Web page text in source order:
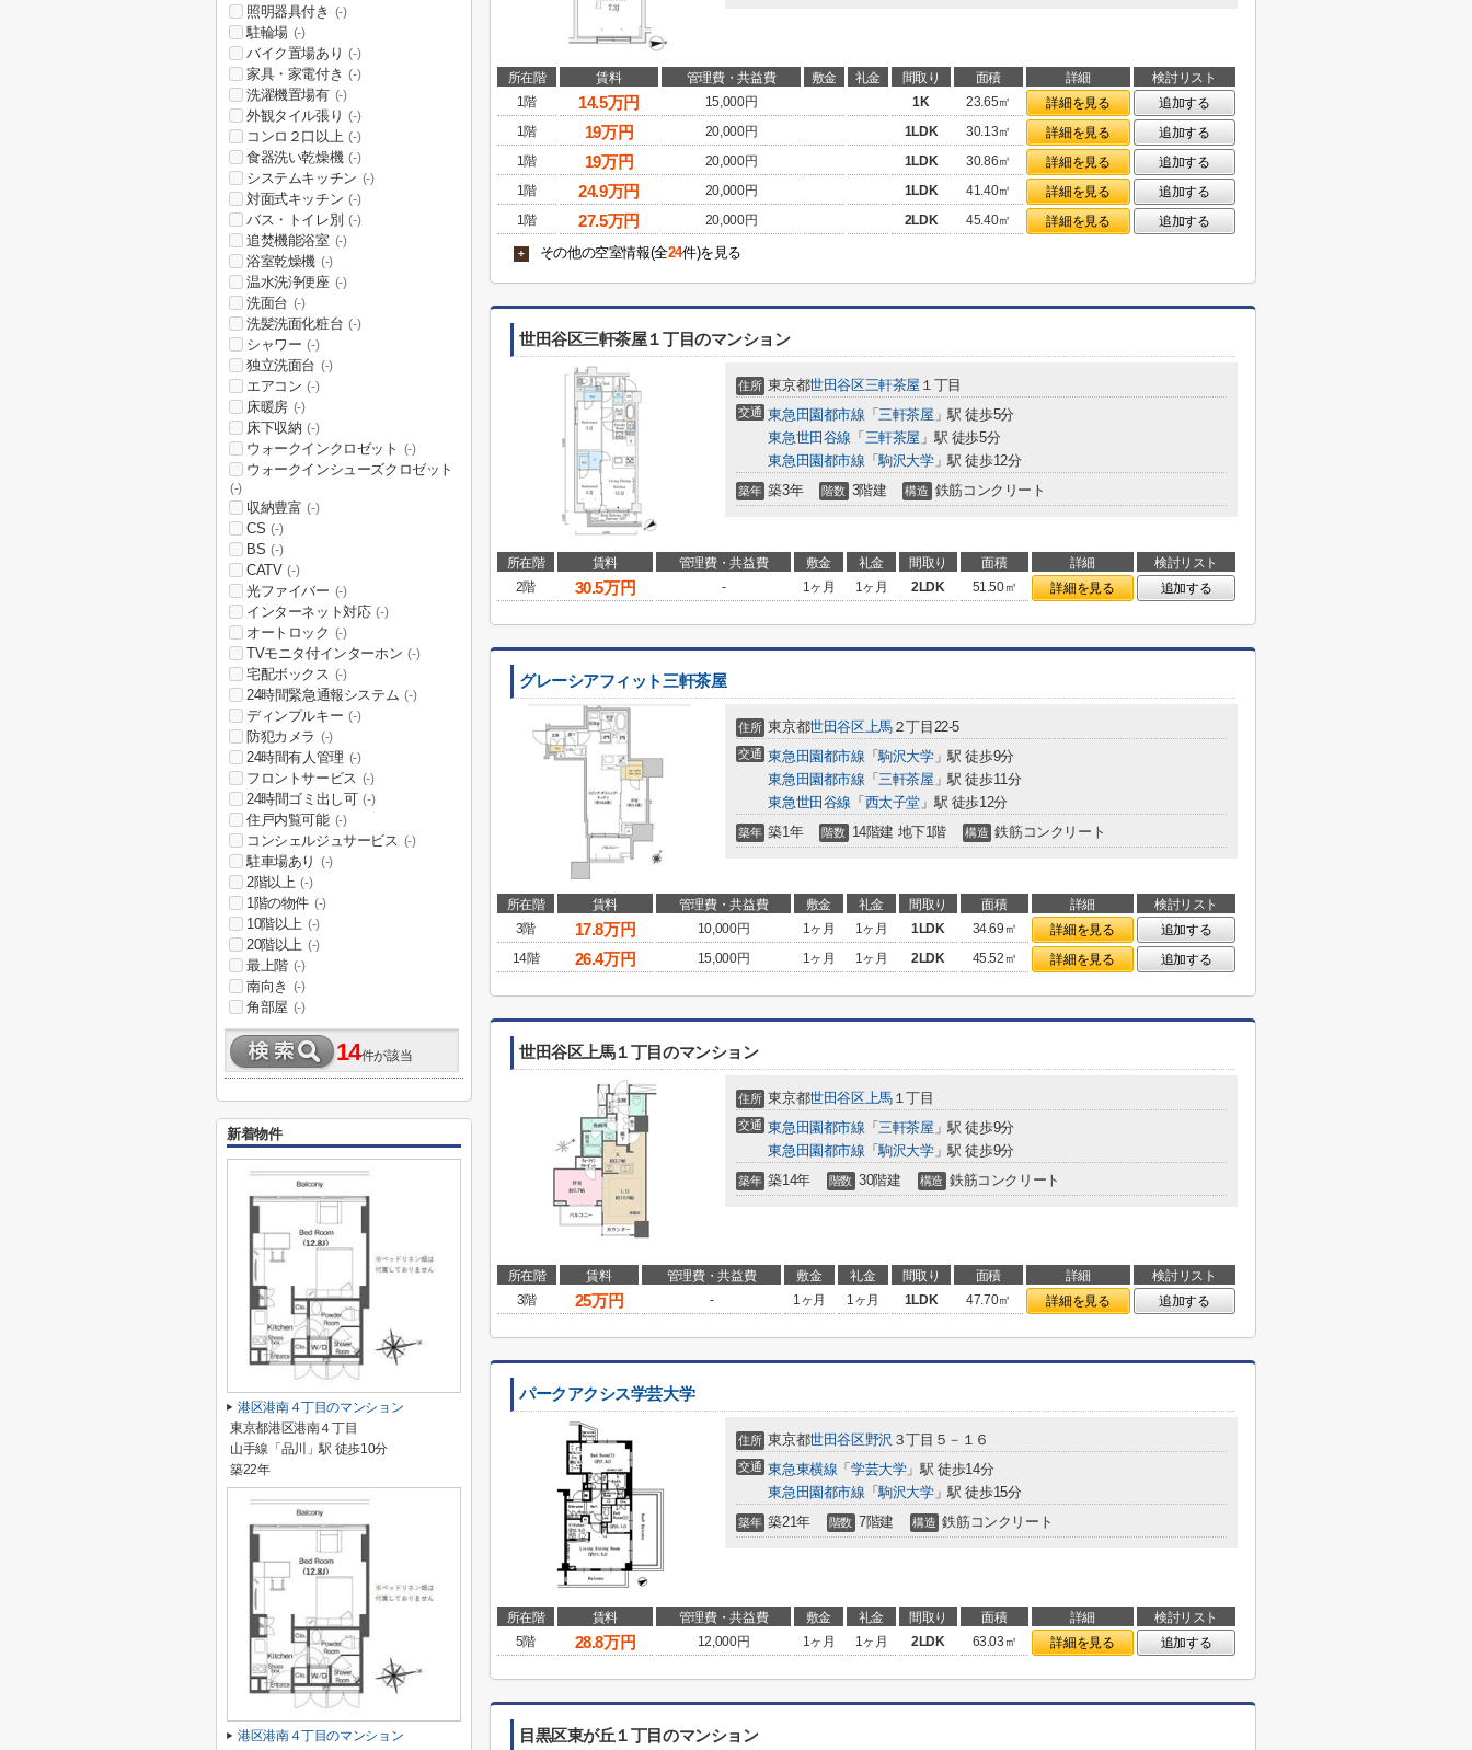
所在階 賃料 管理費・共益費 敷金 礼金 間取り 面積 詳細
検討リスト
1階
14.5万円 15,000円 1K 23.65㎡ 詳細を見る
追加する
1階
19万円 20,000円 1LDK 30.13㎡ 詳細を見る
追加する
1階
19万円 20,000円 1LDK 30.86㎡ 詳細を見る
追加する
1階
24.9万円 20,000円 1LDK 41.40㎡ 詳細を見る
追加する
1階
27.5万円 20,000円 2LDK 45.40㎡ 詳細を見る 追加する
+ その他の空室情報(全24件)を見る
世田谷区三軒茶屋１丁目のマンション
住所 東京都世田谷区三軒茶屋 １丁目
交通 東急田園都市線 「三軒茶屋 」駅 徒歩5分
東急世田谷線 「 三軒茶屋 」駅 徒歩5分
東急田園都市線 「駒沢大学」駅 徒歩12分
築年 築3年 階数 3階建 構造 鉄筋コンクリート
所在階 賃料 管理費・共益費 敷金 礼金 間取り 面積 詳細
検討リスト
2階
30.5万円 - 1ヶ月 1ヶ月 2LDK 51.50㎡ 詳細を見る 追加する
グレーシアフィット三軒茶屋
住所 東京都世田谷区上馬２丁目22-5
交通 東急田園都市線 「駒沢大学」駅 徒歩9分
東急田園都市線 「三軒茶屋 」駅 徒歩11分
東急世田谷線 「 西太子堂 」駅 徒歩12分
築年 築1年 階数 14階建 地下1階 構造 鉄筋コンクリート
所在階 賃料 管理費・共益費 敷金 礼金 間取り 面積 詳細
検討リスト
3階
17.8万円 10,000円 1ヶ月 1ヶ月 1LDK 34.69㎡ 詳細を見る
追加する
14階
26.4万円 15,000円 1ヶ月 1ヶ月 2LDK 45.52㎡ 詳細を見る 追加する
世田谷区上馬１丁目のマンション
住所 東京都世田谷区上馬１丁目
交通 東急田園都市線 「三軒茶屋 」駅 徒歩9分
東急田園都市線 「駒沢大学」駅 徒歩9分
築年 築14年 階数 30階建 構造 鉄筋コンクリート
所在階 賃料 管理費・共益費 敷金 礼金 間取り 面積 詳細
検討リスト
3階
25万円 - 1ヶ月 1ヶ月 1LDK 47.70㎡ 詳細を見る 追加する
パークアクシス学芸大学
住所 東京都世田谷区野沢 ３丁目５－１６
交通 東急東横線 「 学芸大学」駅 徒歩14分
東急田園都市線 「駒沢大学」駅 徒歩15分
築年 築21年 階数 7階建 構造 鉄筋コンクリート
所在階 賃料 管理費・共益費 敷金 礼金 間取り 面積 詳細
検討リスト
5階
28.8万円 12,000円 1ヶ月 1ヶ月 2LDK 63.03㎡ 詳細を見る 追加する
目黒区東が丘１丁目のマンション
照明器具付き (-)
駐輪場 (-)
バイク置場あり (-)
家具・家電付き (-)
洗濯機置場有 (-)
外観タイル張り (-)
コンロ２口以上 (-)
食器洗い乾燥機 (-)
システムキッチン (-)
対面式キッチン (-)
バス・トイレ別 (-)
追焚機能浴室 (-)
浴室乾燥機 (-)
温水洗浄便座 (-)
洗面台 (-)
洗髪洗面化粧台 (-)
シャワー (-)
独立洗面台 (-)
エアコン (-)
床暖房 (-)
床下収納 (-)
ウォークインクロゼット (-)
ウォークインシューズクロゼット
(-)
収納豊富 (-)
CS (-)
BS (-)
CATV (-)
光ファイバー (-)
インターネット対応 (-)
オートロック (-)
TVモニタ付インターホン (-)
宅配ボックス (-)
24時間緊急通報システム (-)
ディンプルキー (-)
防犯カメラ (-)
24時間有人管理 (-)
フロントサービス (-)
24時間ゴミ出し可 (-)
住戸内覧可能 (-)
コンシェルジュサービス (-)
駐車場あり (-)
2階以上 (-)
1階の物件 (-)
10階以上 (-)
20階以上 (-)
最上階 (-)
南向き (-)
角部屋 (-)
14件が該当
新着物件
港区港南４丁目のマンション
東京都港区港南４丁目
山手線「品川」駅 徒歩10分
築22年
港区港南４丁目のマンション